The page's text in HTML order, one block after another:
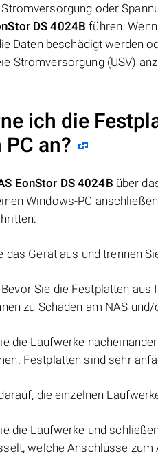
oder
DS 4024B führen.
Daten beschädigt werden
Stromversorgung (USV)
ich die
an?
EonStor DS 4024B über
Windows-PC
das Gerät aus und trennen
Bevor Sie die Festplatten aus
zu Schäden am NAS
die Laufwerke
Festplatten sind sehr
die einzelnen
die Laufwerke und
welche Anschlüsse